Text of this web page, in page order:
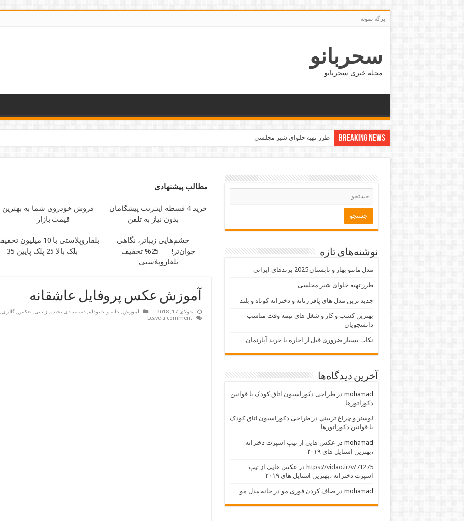
برگه نمونه
سحربانو
مجله خبری سحربانو
Breaking News جدید ترین مدل های پافر زنانه و دخترانه کوتاه و بلند
مطالب پیشنهادی
خرید 4 قسطه اینترنت پیشگامان
بدون نیاز به تلفن
فروش خودروی شما به بهترین
قیمت بازار
چشم‌هایی زیباتر، نگاهی
جوان‌تر!
25% تخفیف
بلفاروپلاستی
بلفاروپلاستی با 10 میلیون تخفیف
بلک بالا 25 پلک پایین 35
آموزش عکس پروفایل عاشقانه
جولای 17, 2018 آموزش, خانه و خانوداه, دسته‌بندی نشده,زیبایی, عکس,گالری,
Leave a comment
نوشته‌های تازه
مدل مانتو بهار و تابستان 2025 برندهای ایرانی
طرز تهیه حلوای شیر مجلسی
جدید ترین مدل های پافر زنانه و دخترانه کوتاه و بلند
بهترین کسب و کار و شغل های نیمه وقت مناسب
دانشجویان
نکات بسیار ضروری قبل از اجاره یا خرید آپارتمان
آخرین دیدگاه‌ها
mohamad درطراحی دکوراسیون اتاق کودک با قوانین
دکوراتورها
لوستر و چراغ تزييني درطراحی دکوراسیون اتاق کودک
با قوانین دکوراتورها
mohamad در عکس هایی از تیپ اسپرت دخترانه
،بهترین استایل های ۲۰۱۹
https://vidao.ir/v/71275 در عکس هایی از تیپ
اسپرت دخترانه ،بهترین استایل های ۲۰۱۹
mohamad در صاف کردن فوری مو در خانه مدل مو